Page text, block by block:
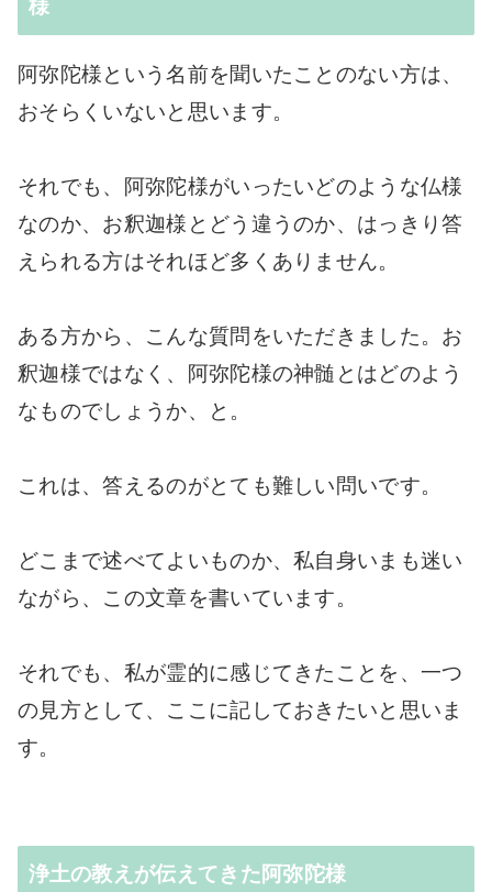
様
阿弥陀様という名前を聞いたことのない方は、
おそらくいないと思います。
それでも、阿弥陀様がいったいどのような仏様
なのか、お釈迦様とどう違うのか、はっきり答
えられる方はそれほど多くありません。
ある方から、こんな質問をいただきました。お
釈迦様ではなく、阿弥陀様の神髄とはどのよう
なものでしょうか、と。
これは、答えるのがとても難しい問いです。
どこまで述べてよいものか、私自身いまも迷い
ながら、この文章を書いています。
それでも、私が霊的に感じてきたことを、一つ
の見方として、ここに記しておきたいと思いま
す。
浄土の教えが伝えてきた阿弥陀様